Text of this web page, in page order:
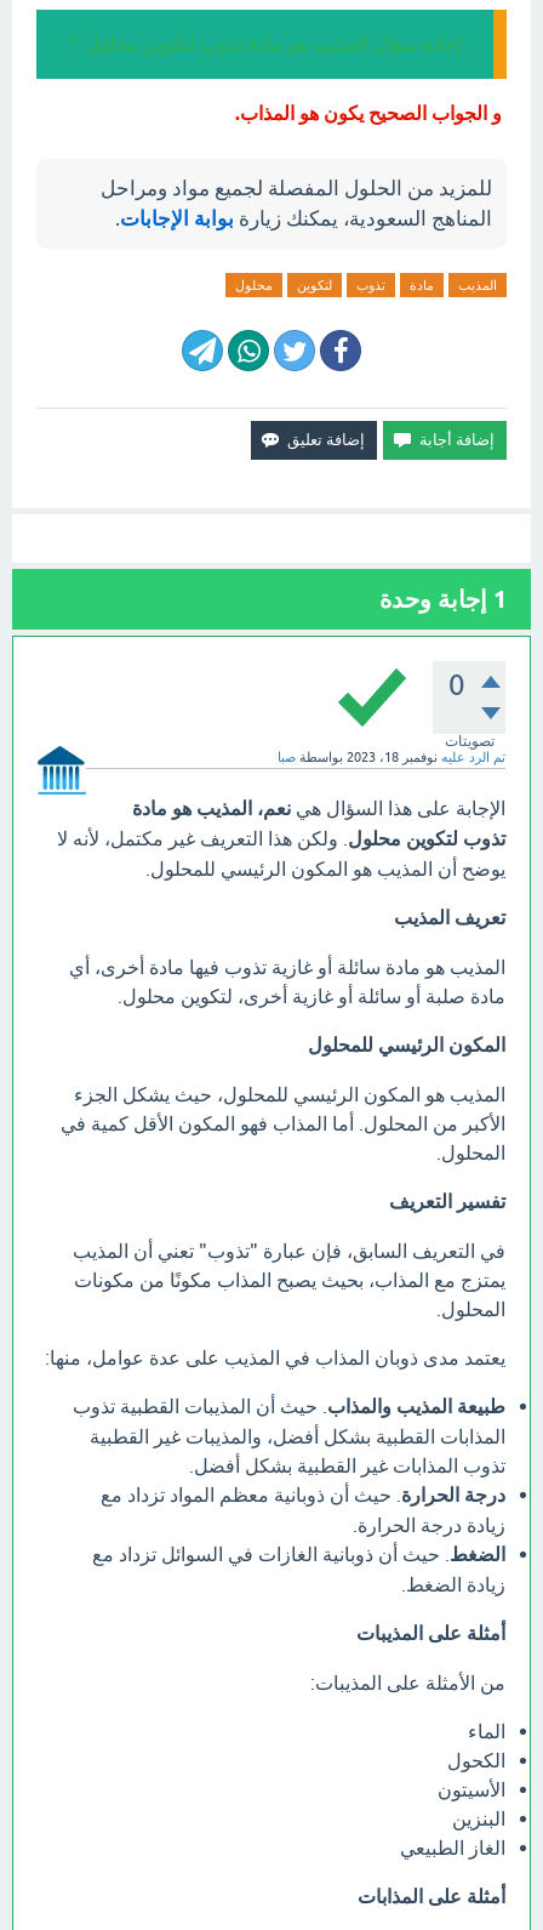
إجابة سؤال المذيب هو مادة تذوب لتكوين محلول ؟
و الجواب الصحيح يكون هو المذاب.
للمزيد من الحلول المفصلة لجميع مواد ومراحل
المناهج السعودية، يمكنك زيارة بوابة الإجابات.
المذيب مادة تذوب لتكوين محلول
1 إجابة وحدة
0
تصويتات
تم الرد عليه نوفمبر 18، 2023 بواسطة صبا
الإجابة على هذا السؤال هي نعم، المذيب هو مادة
تذوب لتكوين محلول . ولكن هذا التعريف غير مكتمل، لأنه لا
يوضح أن المذيب هو المكون الرئيسي للمحلول.
تعريف المذيب
المذيب هو مادة سائلة أو غازية تذوب فيها مادة أخرى، أي
مادة صلبة أو سائلة أو غازية أخرى، لتكوين محلول.
المكون الرئيسي للمحلول
المذيب هو المكون الرئيسي للمحلول، حيث يشكل الجزء
الأكبر من المحلول. أما المذاب فهو المكون الأقل كمية في
المحلول.
تفسير التعريف
في التعريف السابق، فإن عبارة "تذوب" تعني أن المذيب
يمتزج مع المذاب، بحيث يصبح المذاب مكونًا من مكونات
المحلول.
يعتمد مدى ذوبان المذاب في المذيب على عدة عوامل، منها:
طبيعة المذيب والمذاب . حيث أن المذيبات القطبية تذوب
المذابات القطبية بشكل أفضل، والمذيبات غير القطبية
تذوب المذابات غير القطبية بشكل أفضل.
درجة الحرارة . حيث أن ذوبانية معظم المواد تزداد مع
زيادة درجة الحرارة.
الضغط . حيث أن ذوبانية الغازات في السوائل تزداد مع
زيادة الضغط.
أمثلة على المذيبات
من الأمثلة على المذيبات:
الماء
الكحول
الأسيتون
البنزين
الغاز الطبيعي
أمثلة على المذابات